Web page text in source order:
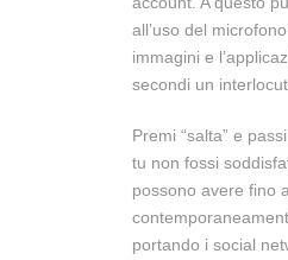
all’uso del
immagini e
secondi un
Premi “salta” e
tu non fossi
possono avere fino
portando i social